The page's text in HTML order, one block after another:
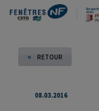
« RETOUR
08.03.2016